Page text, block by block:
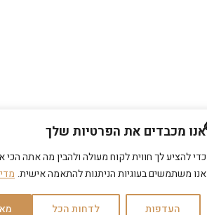
אנו מכבדים את הפרטיות שלך
כדי להציע לך חווית לקוח מעולה ולהבין מה אתה הכי
אנו משתמשים בעוגיות הניתנות להתאמה אישית.
העדפות לדחות הכל